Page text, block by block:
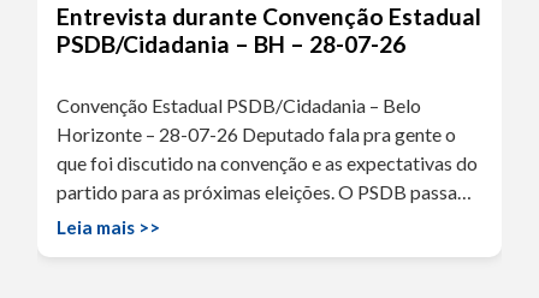
Entrevista durante Convenção Estadual
PSDB/Cidadania – BH – 28-07-26
Convenção Estadual PSDB/Cidadania – Belo
Horizonte – 28-07-26 Deputado fala pra gente o
que foi discutido na convenção e as expectativas do
partido para as próximas eleições. O PSDB passa…
Leia mais >>